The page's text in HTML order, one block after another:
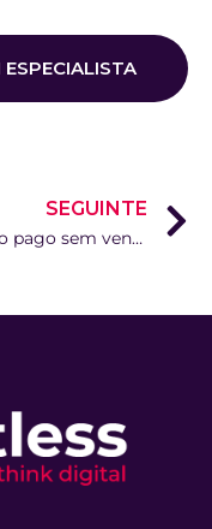
SEGUINTE
Tráfego pago sem vendas: porque é que está a investir e não está a vender?